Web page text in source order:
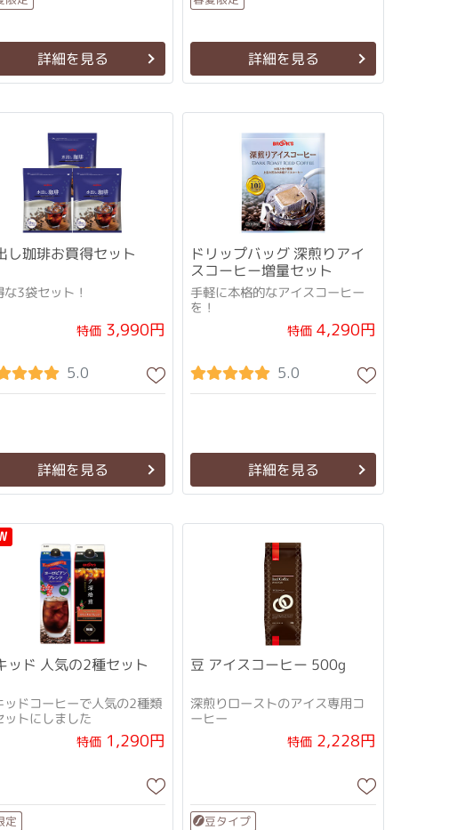
詳細を見る 詳細を見る
し珈琲お買得セット
な3袋セット！
特価 3,990円
5.0
詳細を見る
ドリップバッグ 深煎りアイ
スコーヒー増量セット
手軽に本格的なアイスコーヒー
を！
特価 4,290円
5.0
詳細を見る
ッド 人気の2種セット
ッドコーヒーで人気の2種類
ットにしました
特価 1,290円
定
豆 アイスコーヒー 500g
深煎りローストのアイス専用コ
ーヒー
特価 2,228円
豆タイプ